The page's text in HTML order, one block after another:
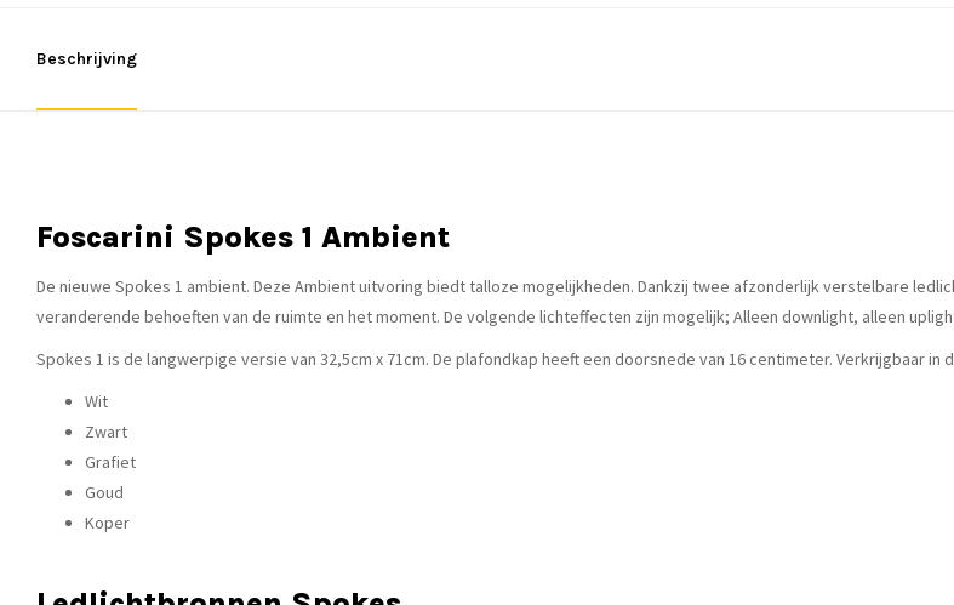
Beschrijving
Foscarini Spokes 1 Ambient
De nieuwe Spokes 1 ambient. Deze Ambient uitvoring biedt talloze mogelijkheden. Dankzij twee afzonderlijk verstelbare
veranderende behoeften van de ruimte en het moment. De volgende lichteffecten zijn mogelijk; Alleen downlight, alleen
Spokes 1 is de langwerpige versie van 32,5cm x 71cm. De plafondkap heeft een doorsnede van 16 centimeter. Verkrijgbaar in
Wit
Zwart
Grafiet
Goud
Koper